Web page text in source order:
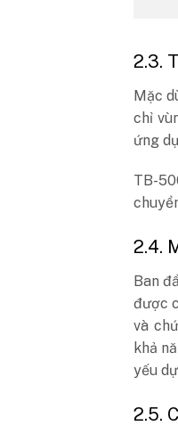
2.3.
Mặc
chỉ
ứng
TB-
2.4.
Ban
được
và
khả
yếu
2.5.